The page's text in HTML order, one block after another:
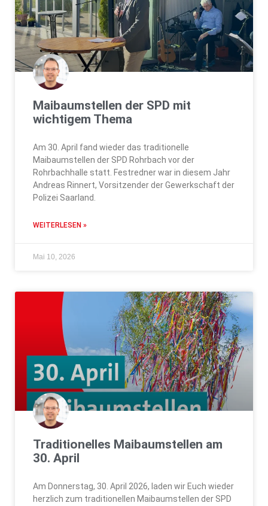
Maibaumstellen der SPD mit
wichtigem Thema
Am 30. April fand wieder das traditionelle
Maibaumstellen der SPD Rohrbach vor der
Rohrbachhalle statt. Festredner war in diesem Jahr
Andreas Rinnert, Vorsitzender der Gewerkschaft der
Polizei Saarland.
WEITERLESEN »
Mai 10, 2026
Traditionelles Maibaumstellen am
30. April
Am Donnerstag, 30. April 2026, laden wir Euch wieder
herzlich zum traditionellen Maibaumstellen der SPD